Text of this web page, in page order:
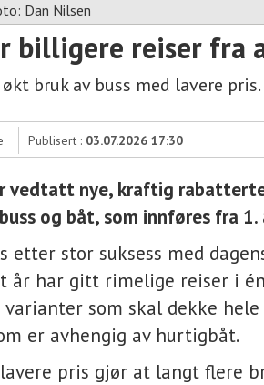
Dan Nilsen
billigere reiser fra
bruk av buss med lavere pris.
Publisert : 03.07.2026 17:30
vedtatt nye, kraftig
og båt, som innføres fra 1.
etter stor suksess med
år har gitt rimelige reiser i
som skal dekke
er avhengig av hurtigbåt.
pris gjør at langt flere